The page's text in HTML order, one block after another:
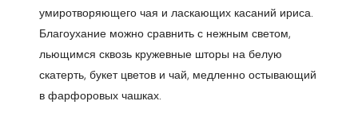
умиротворяющего чая и ласкающих касаний ириса.
Благоухание можно сравнить с нежным светом,
льющимся сквозь кружевные шторы на белую
скатерть, букет цветов и чай, медленно остывающий
в фарфоровых чашках.